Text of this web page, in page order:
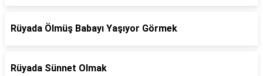
Rüyada Ölmüş Babayı Yaşıyor Görmek
Rüyada Sünnet Olmak